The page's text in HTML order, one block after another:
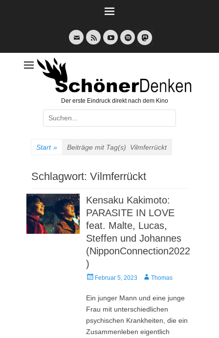
E-
Mail
Feed YouTubeSpotify
Der erste Eindruck direkt nach dem Kino
Suche
nach:
Start » Beiträge mit Tag(s) Vilmferrückt
Schlagwort: Vilmferrückt
Kensaku Kakimoto:
PARASITE IN LOVE
feat. Malte, Lucas,
Steffen und Johannes
(NipponConnection2022
)
Veröffentlicht
Februar 5, 2023 AutorThomas
Ein junger Mann und eine junge
Frau mit unterschiedlichen
psychischen Krankheiten, die ein
Zusammenleben eigentlich